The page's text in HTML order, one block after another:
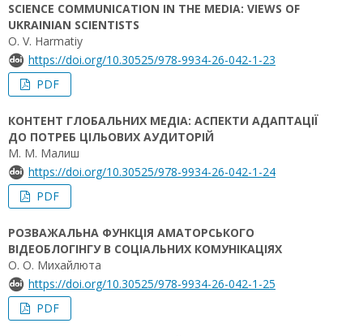
SCIENCE COMMUNICATION IN THE MEDIA: VIEWS OF
UKRAINIAN SCIENTISTS
O. V. Harmatiy
https://doi.org/10.30525/978-9934-26-042-1-23
PDF
КОНТЕНТ ГЛОБАЛЬНИХ МЕДІА: АСПЕКТИ АДАПТАЦІЇ
ДО ПОТРЕБ ЦІЛЬОВИХ АУДИТОРІЙ
М. М. Малиш
https://doi.org/10.30525/978-9934-26-042-1-24
PDF
РОЗВАЖАЛЬНА ФУНКЦІЯ АМАТОРСЬКОГО
ВІДЕОБЛОГІНГУ В СОЦІАЛЬНИХ КОМУНІКАЦІЯХ
О. О. Михайлюта
https://doi.org/10.30525/978-9934-26-042-1-25
PDF